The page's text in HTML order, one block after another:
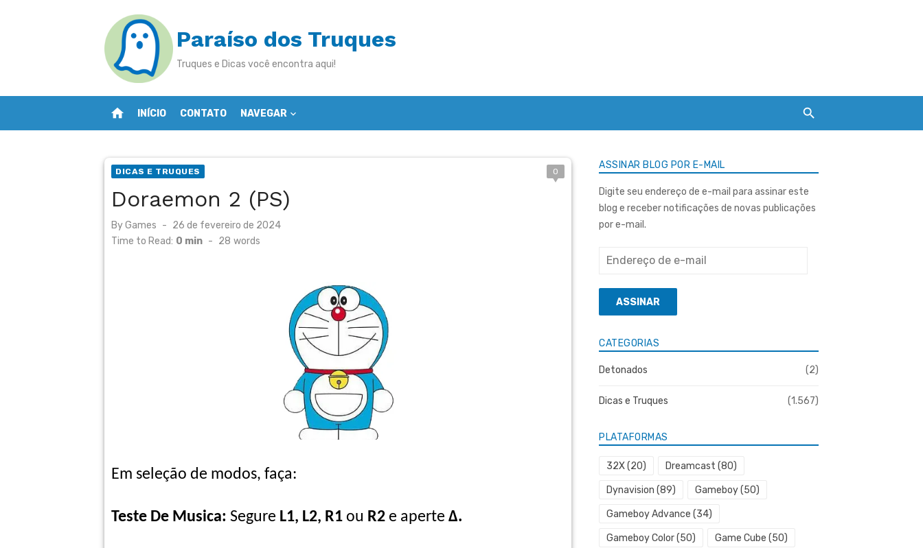
Paraíso dos Truques
Truques e Dicas você encontra aqui!
home INÍCIO CONTATO NAVEGAR
DICAS E TRUQUES 0
Doraemon 2 (PS)
ByGames
Posted
on
26 de fevereiro de 2024
Time to Read: 0 min - 28 words
Em seleção de modos, faça:
Teste De Musica: Segure L1, L2, R1 ou R2 e aperte Δ.
ASSINAR BLOG POR E-MAIL
Digite seu endereço de e-mail para assinar este
blog e receber notificações de novas publicações
por e-mail.
Endereço
e-
mailASSINAR
CATEGORIAS
Detonados (2)
Dicas e Truques (1.567)
PLATAFORMAS
32X(20) Dreamcast (80)
Dynavision (89) Gameboy(50)
Gameboy Advance (34)
Gameboy Color(50) Game Cube (50)